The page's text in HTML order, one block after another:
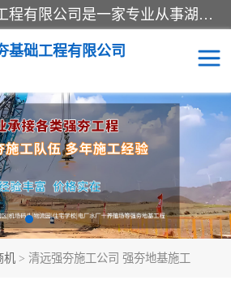
湖南业峻强夯基础工程有限公司是一家专业从事湖南强夯基础工程、强夯机租赁，地基处理的施工单位。业务覆盖：湖南、广东，江西等地。可承接1000KN.m-25000KN.m强夯（置换）工程。公司创始人是国内较早期从事强夯施工的建设者，经过多年的一步一个脚印的发展，在行业内具有较高的度和良好的口碑。
基础工程有限公司
机 > 清远强夯施工公司 强夯地基施工
强夯机租赁
强夯施工队伍